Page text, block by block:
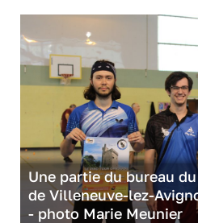
Une partie du bureau
de Villeneuve-lez-
- photo Marie Meunier